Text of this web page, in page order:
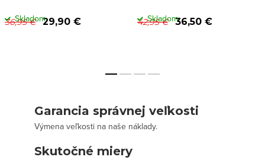
36,95 € 29,90 €
Skladom 42,95 € 36,50 €
Skladom
Garancia správnej veľkosti
Výmena veľkosti na naše náklady.
Skutočné miery